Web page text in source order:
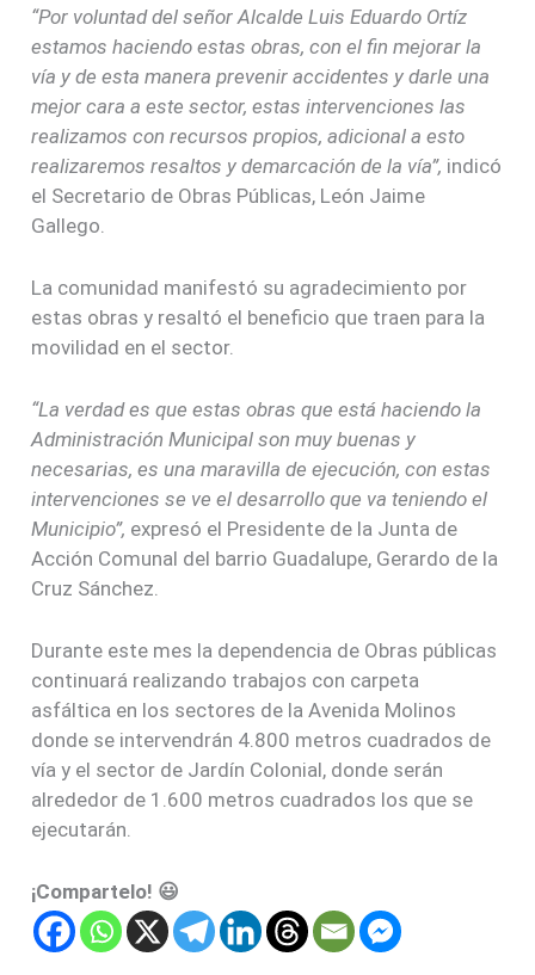
“Por voluntad del señor Alcalde Luis Eduardo Ortíz
estamos haciendo estas obras, con el fin mejorar la
vía y de esta manera prevenir accidentes y darle una
mejor cara a este sector, estas intervenciones las
realizamos con recursos propios, adicional a esto
realizaremos resaltos y demarcación de la vía”, indicó
el Secretario de Obras Públicas, León Jaime
Gallego.
La comunidad manifestó su agradecimiento por
estas obras y resaltó el beneficio que traen para la
movilidad en el sector.
“La verdad es que estas obras que está haciendo la
Administración Municipal son muy buenas y
necesarias, es una maravilla de ejecución, con estas
intervenciones se ve el desarrollo que va teniendo el
Municipio”, expresó el Presidente de la Junta de
Acción Comunal del barrio Guadalupe, Gerardo de la
Cruz Sánchez.
Durante este mes la dependencia de Obras públicas
continuará realizando trabajos con carpeta
asfáltica en los sectores de la Avenida Molinos
donde se intervendrán 4.800 metros cuadrados de
vía y el sector de Jardín Colonial, donde serán
alrededor de 1.600 metros cuadrados los que se
ejecutarán.
¡Compartelo! 😃